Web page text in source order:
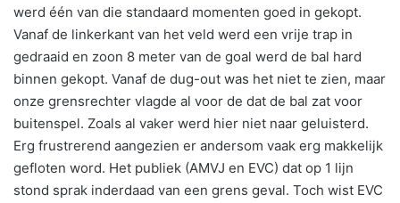
werd één van die standaard momenten goed in gekopt.
Vanaf de linkerkant van het veld werd een vrije trap in
gedraaid en zoon 8 meter van de goal werd de bal hard
binnen gekopt. Vanaf de dug-out was het niet te zien, maar
onze grensrechter vlagde al voor de dat de bal zat voor
buitenspel. Zoals al vaker werd hier niet naar geluisterd.
Erg frustrerend aangezien er andersom vaak erg makkelijk
gefloten word. Het publiek (AMVJ en EVC) dat op 1 lijn
stond sprak inderdaad van een grens geval. Toch wist EVC